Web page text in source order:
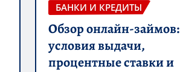
БАНКИ И КРЕДИТЫ
Обзор онлайн-займов:
условия выдачи,
процентные ставки и